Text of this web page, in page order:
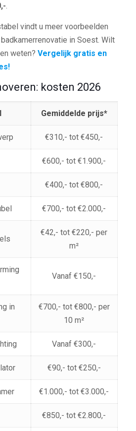
.
vindt u meer voorbeelden
in Soest. Wilt
weten? Vergelijk gratis en
kosten 2026
Gemiddelde prijs*
€310,- tot €450,-
€600,- tot €1.900,-
€400,- tot €800,-
€700,- tot €2.000,-
€42,- tot €220,- per
m²
Vanaf €150,-
in
€700,- tot €800,- per
10 m²
Vanaf €300,-
€90,- tot €250,-
€1.000,- tot €3.000,-
€850,- tot €2.800,-